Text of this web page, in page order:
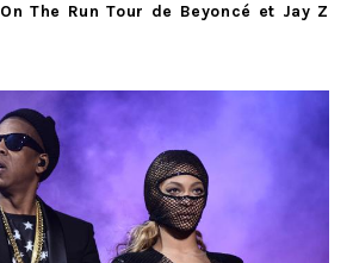
On The Run Tour de Beyoncé et Jay Z